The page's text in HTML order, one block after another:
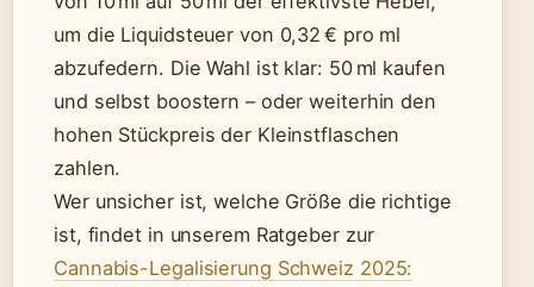
um die Liquidsteuer von 0,32 € pro ml
abzufedern. Die Wahl ist klar: 50 ml kaufen
und selbst boostern – oder weiterhin den
hohen Stückpreis der Kleinstflaschen
zahlen.
Wer unsicher ist, welche Größe die richtige
ist, findet in unserem Ratgeber zur
Cannabis-Legalisierung Schweiz 2025: